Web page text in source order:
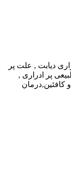
دیابت , علت پر
پر ادراری ,
کافئین,درمان